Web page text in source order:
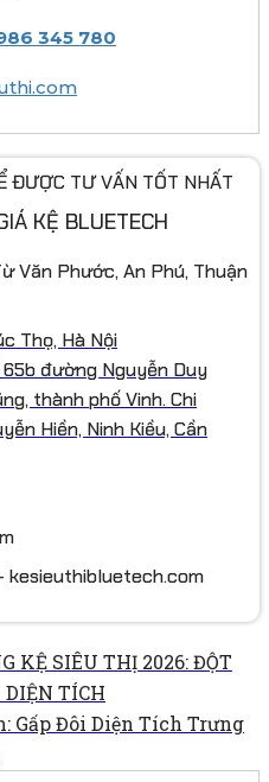
345 780
ĐƯỢC TƯ VẤN TỐT NHẤT
KỆ BLUETECH
Văn Phước, An Phú, Thuận
Thọ, Hà Nội
65b đường Nguyễn Duy
thành phố Vinh. Chi
Hiền, Ninh Kiều, Cần
kesieuthibluetech.com
KỆ SIÊU THỊ 2026: ĐỘT
DIỆN TÍCH
Gấp Đôi Diện Tích Trưng